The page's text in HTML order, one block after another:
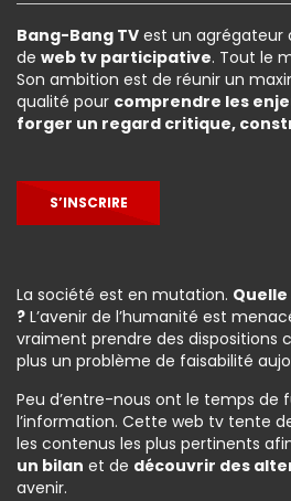
Bang-Bang TV est un agrégateur
de web tv participative. Tout le
Son ambition est de réunir un
qualité pour comprendre les
forger un regard critique,
S’INSCRIRE
La société est en mutation.
? L’avenir de l’humanité est
vraiment prendre des dispositions
plus un problème de faisabilité
Peu d’entre-nous ont le temps de
l’information. Cette web tv tente
les contenus les plus pertinents
un bilan et de découvrir des
avenir.